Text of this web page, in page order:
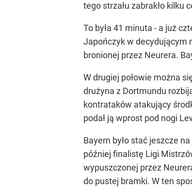
tego strzału zabrakło kilku
To była 41 minuta - a już
Japończyk w decydującym
bronionej przez Neurera.
W drugiej połowie można
drużyna z Dortmundu
kontrataków atakujący
podał ją wprost pod nogi
Bayern było stać jeszcze
później finalistę Ligi
wypuszczonej przez
do pustej bramki. W ten